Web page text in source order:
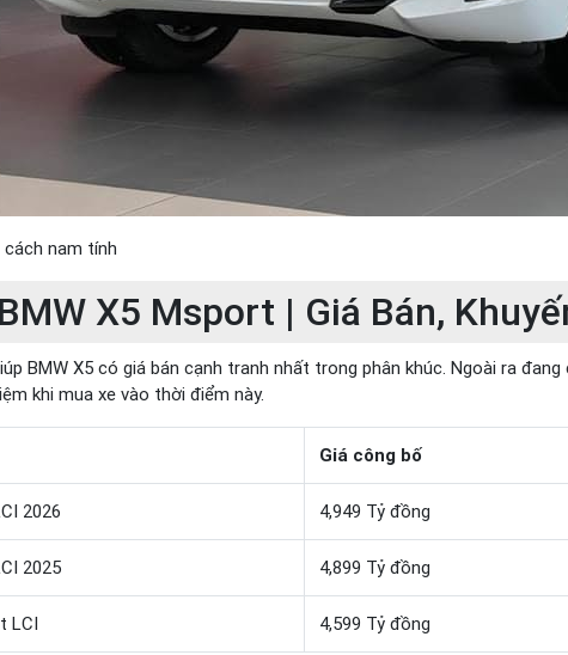
nam tính
X5 Msport | Giá Bán,
BMW X5 có giá bán cạnh tranh nhất trong phân khúc. Ngoài ra
khi mua xe vào thời điểm này.
Giá công bố
2026 4,949 Tỷ đồng
2025 4,899 Tỷ đồng
LCI 4,599 Tỷ đồng